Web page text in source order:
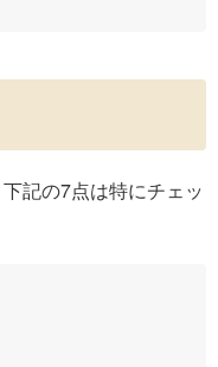
記の7点は特にチェッ